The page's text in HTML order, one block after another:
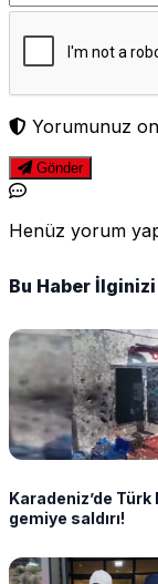
Yorumunuz
Gönder
Henüz yorum
Bu Haber
Karadeniz’de Türk
gemiye saldırı!